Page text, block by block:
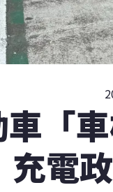
「
充電